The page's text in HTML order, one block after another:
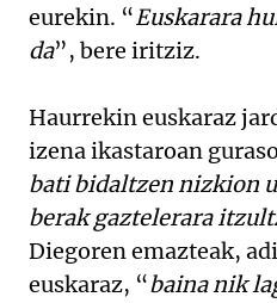
eurekin. “Euskarara
da”, bere iritziz.
Haurrekin euskaraz
izena ikastaroan
bati bidaltzen nizkion
berak gaztelerara
Diegoren emazteak,
euskaraz, “baina nik